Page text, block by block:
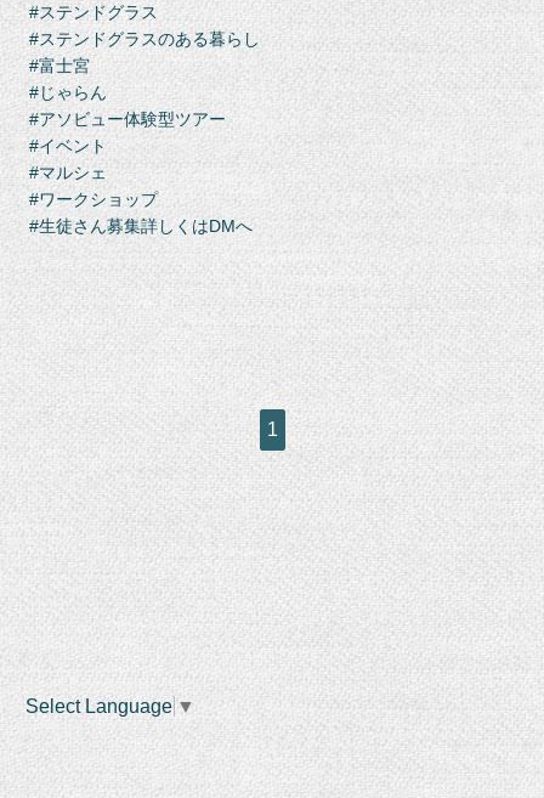
#ステンドグラス
#ステンドグラスのある暮らし
#富士宮
#じゃらん
#アソビュー体験型ツアー
#イベント
#マルシェ
#ワークショップ
#生徒さん募集詳しくはDMへ
1
Select Language▼